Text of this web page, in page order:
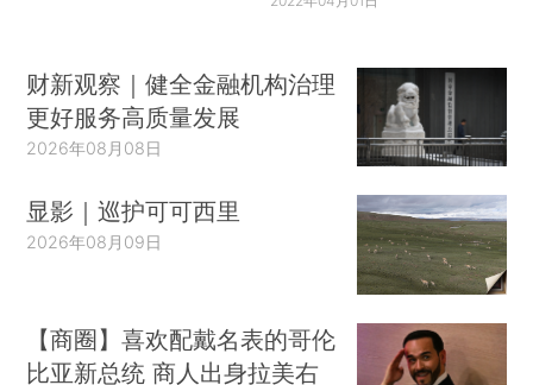
财新观察｜健全金融机构治理
更好服务高质量发展
2026年08月08日
显影｜巡护可可西里
2026年08月09日
【商圈】喜欢配戴名表的哥伦
比亚新总统 商人出身拉美右